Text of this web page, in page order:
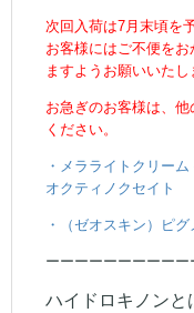
次回入荷は7月末頃を
お客様にはご不便を
ますようお願いいたし
お急ぎのお客様は、
ください。
・メラライトクリー
オクティノクセイト
・（ゼオスキン）ピ
ーーーーーーーーー
ハイドロキノンと